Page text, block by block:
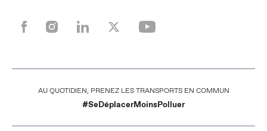
AU QUOTIDIEN, PRENEZ LES TRANSPORTS EN COMMUN
#SeDéplacerMoinsPolluer